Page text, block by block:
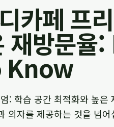
카페 프
재방문
Know
: 학습 공간 최적화와 높
의자를 제공하는 것을 넘어